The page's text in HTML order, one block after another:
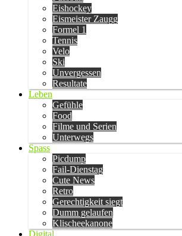
Eishockey
Eismeister Zaugg
Formel 1
Tennis
Velo
Ski
Unvergessen
Resultate
Leben
Gefühle
Food
Filme und Serien
Unterwegs
Spass
Picdump
Fail-Dienstag
Cute News
Retro
Gerechtigkeit siegt
Dumm gelaufen
Klischeekanone
Digital